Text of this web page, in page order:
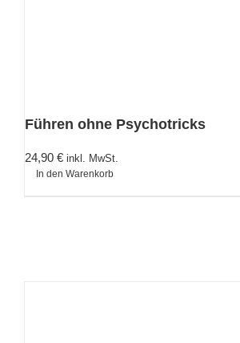
Führen ohne Psychotricks
24,90 € inkl. MwSt.
In den Warenkorb